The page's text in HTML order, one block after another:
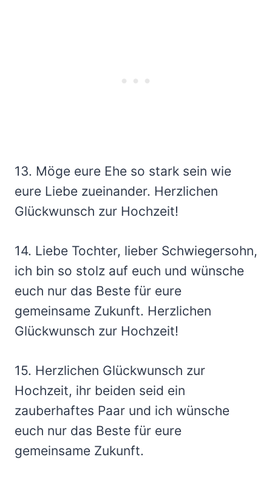
13. Möge eure Ehe so stark sein wie
eure Liebe zueinander. Herzlichen
Glückwunsch zur Hochzeit!
14. Liebe Tochter, lieber Schwiegersohn,
ich bin so stolz auf euch und wünsche
euch nur das Beste für eure
gemeinsame Zukunft. Herzlichen
Glückwunsch zur Hochzeit!
15. Herzlichen Glückwunsch zur
Hochzeit, ihr beiden seid ein
zauberhaftes Paar und ich wünsche
euch nur das Beste für eure
gemeinsame Zukunft.